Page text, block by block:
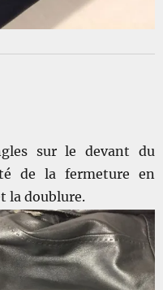
sur le devant du
de la fermeture en
la doublure.